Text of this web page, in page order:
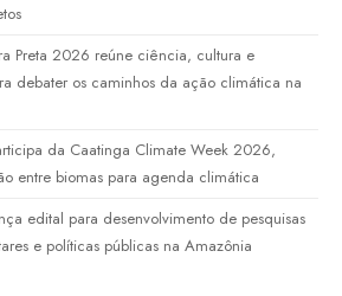
Preta 2026 reúne ciência, cultura e
debater os caminhos da ação climática na
da Caatinga Climate Week 2026,
entre biomas para agenda climática
edital para desenvolvimento de pesquisas
e políticas públicas na Amazônia